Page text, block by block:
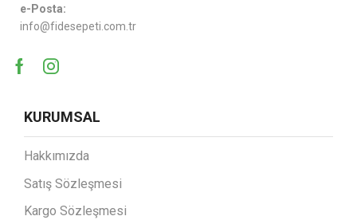
e-Posta:
info@fidesepeti.com.tr
KURUMSAL
Hakkımızda
Satış Sözleşmesi
Kargo Sözleşmesi